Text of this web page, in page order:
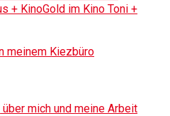
+ KinoGold im Kino Toni +
meinem Kiezbüro
mich und meine Arbeit